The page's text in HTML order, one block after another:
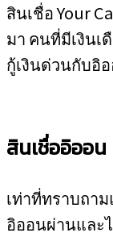
สินเชื่อ Your
มา คนที่มีเงินเ
กู้เงินด่วนกับอิ
สินเชื่ออิออน
เท่าที่ทราบถา
อิออนผ่านและ